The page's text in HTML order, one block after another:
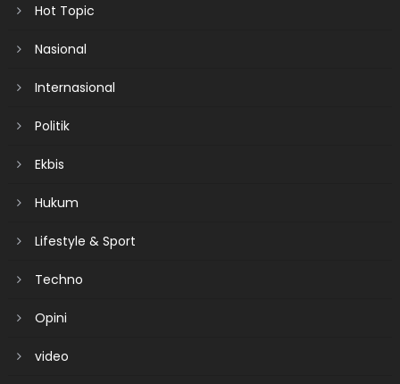
Hot Topic
Nasional
Internasional
Politik
Ekbis
Hukum
Lifestyle & Sport
Techno
Opini
video